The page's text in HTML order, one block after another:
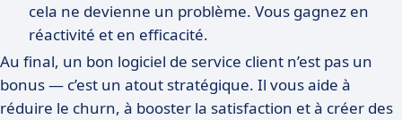
cela ne devienne un problème. Vous gagnez en
réactivité et en efficacité.
Au final, un bon logiciel de service client n’est pas un
bonus — c’est un atout stratégique. Il vous aide à
réduire le churn, à booster la satisfaction et à créer des